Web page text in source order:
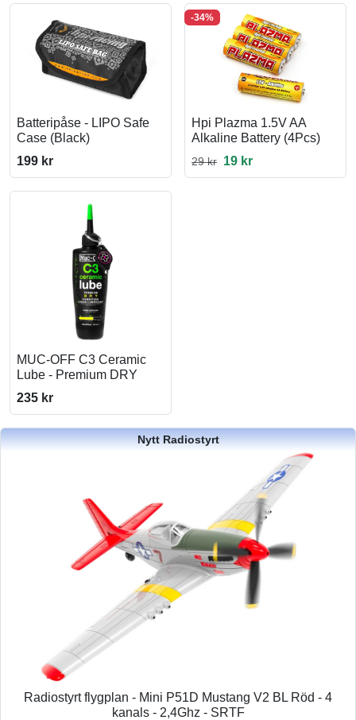
Batteripåse - LIPO Safe
Case (Black)
199 kr
-34%
Hpi Plazma 1.5V AA
Alkaline Battery (4Pcs)
29 kr 19 kr
MUC-OFF C3 Ceramic
Lube - Premium DRY
235 kr
Nytt Radiostyrt
Radiostyrt flygplan - Mini P51D Mustang V2 BL Röd - 4
kanals - 2,4Ghz - SRTF